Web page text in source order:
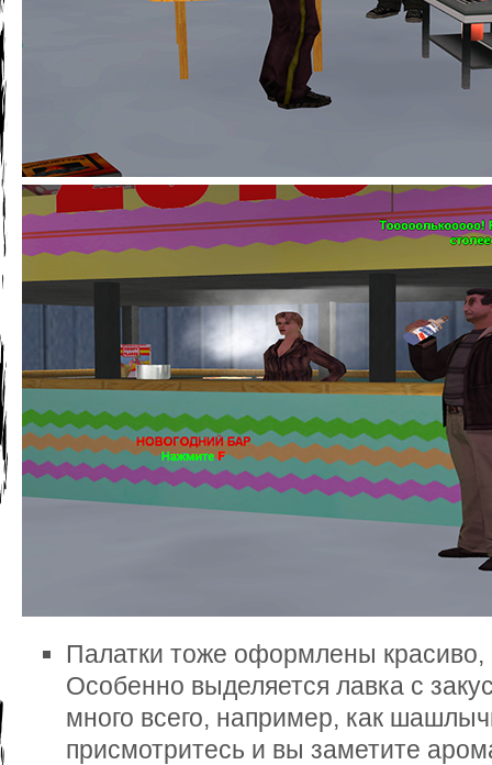
Палатки тоже оформлены
Особенно выделяется лавка с
много всего, например, как
присмотритесь и вы заметите